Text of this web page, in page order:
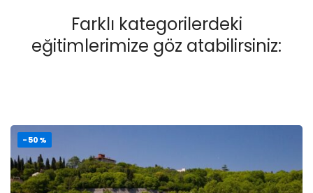
Farklı kategorilerdeki
eğitimlerimize göz atabilirsiniz:
-50%